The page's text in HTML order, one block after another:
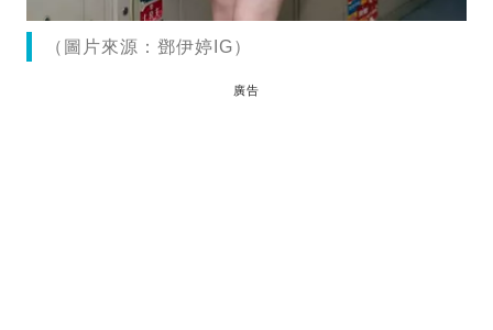
（圖片來源：鄧伊婷IG）
廣告